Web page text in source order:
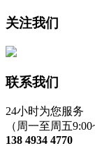
关注我们
联系我们
24小时为您服务
（周一至周五
138 4934 4770